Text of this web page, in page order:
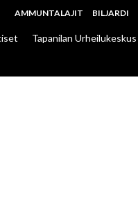
AMMUNTALAJIT BILJARDI
Tapanilan Urheilukeskus